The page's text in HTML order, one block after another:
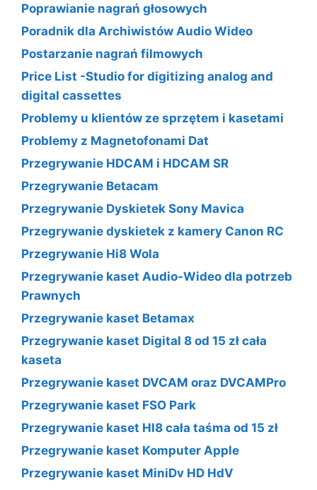
Poprawianie nagrań głosowych
Poradnik dla Archiwistów Audio Wideo
Postarzanie nagrań filmowych
Price List -Studio for digitizing analog and
digital cassettes
Problemy u klientów ze sprzętem i kasetami
Problemy z Magnetofonami Dat
Przegrywanie HDCAM i HDCAM SR
Przegrywanie Betacam
Przegrywanie Dyskietek Sony Mavica
Przegrywanie dyskietek z kamery Canon RC
Przegrywanie Hi8 Wola
Przegrywanie kaset Audio-Wideo dla potrzeb
Prawnych
Przegrywanie kaset Betamax
Przegrywanie kaset Digital 8 od 15 zł cała
kaseta
Przegrywanie kaset DVCAM oraz DVCAMPro
Przegrywanie kaset FSO Park
Przegrywanie kaset HI8 cała taśma od 15 zł
Przegrywanie kaset Komputer Apple
Przegrywanie kaset MiniDv HD HdV